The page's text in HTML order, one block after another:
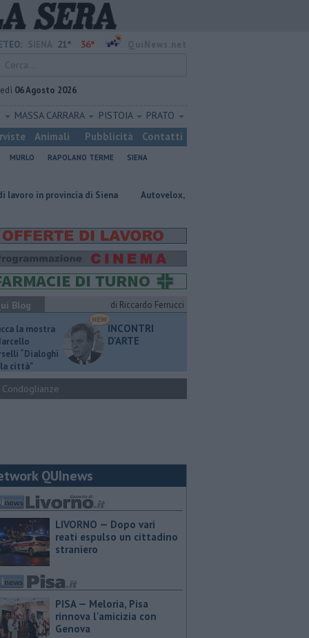
21° 36°
06 Agosto 2026
MASSA CARRARA PISTOIA PRATO
Animali Pubblicità Contatti
MURLO RAPOLANO TERME
SIENA
di Siena Autovelox, se la banchina è stretta la multa è nulla
Blog di Riccardo Ferrucci
la mostra
“Dialoghi
città"
INCONTRI
D'ARTE
Condoglianze
QUInews
LIVORNO — Dopo vari
reati espulso un cittadino
straniero
PISA — Meloria, Pisa
rinnova l'amicizia con
Genova